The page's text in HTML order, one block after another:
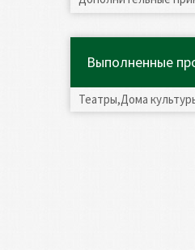
Выполненные
Театры,Дома